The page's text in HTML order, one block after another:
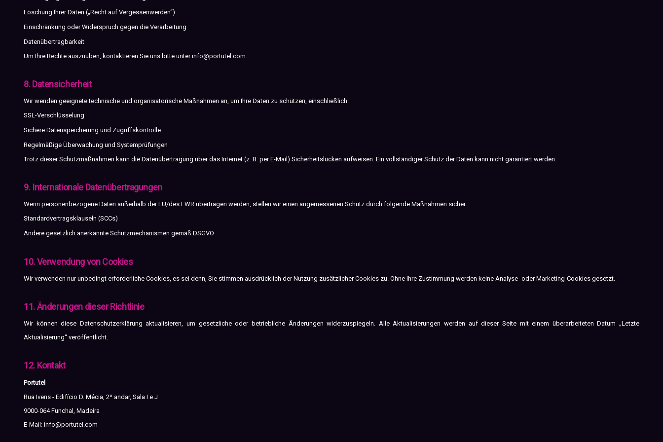
Löschung Ihrer Daten („Recht auf Vergessenwerden“)
Einschränkung oder Widerspruch gegen die Verarbeitung
Datenübertragbarkeit
Um Ihre Rechte auszuüben, kontaktieren Sie uns bitte unterinfo@portutel.com.
8. Datensicherheit
Wir wenden geeignete technische und organisatorische Maßnahmen an, um Ihre Daten zu schützen, einschließlich:
SSL-Verschlüsselung
Sichere Datenspeicherung und Zugriffskontrolle
Regelmäßige Überwachung und Systemprüfungen
Trotz dieser Schutzmaßnahmen kann die Datenübertragung über das Internet (z. B. per E-Mail) Sicherheitslücken aufweisen. Ein vollständiger Schutz der Daten kann nicht garantiert werden.
9. Internationale Datenübertragungen
Wenn personenbezogene Daten außerhalb der EU/des EWR übertragen werden, stellen wir einen angemessenen Schutz durch folgende Maßnahmen sicher:
Standardvertragsklauseln (SCCs)
Andere gesetzlich anerkannte Schutzmechanismen gemäß DSGVO
10. Verwendung von Cookies
Wir verwenden nur unbedingt erforderliche Cookies, es sei denn, Sie stimmen ausdrücklich der Nutzung zusätzlicher Cookies zu. Ohne Ihre Zustimmung werden keine Analyse- oder Marketing-Cookies gesetzt.
11. Änderungen dieser Richtlinie
Wir können diese Datenschutzerklärung aktualisieren, um gesetzliche oder betriebliche Änderungen widerzuspiegeln. Alle Aktualisierungen werden auf dieser Seite mit einem überarbeiteten Datum „Letzte
Aktualisierung“ veröffentlicht.
12. Kontakt
Portutel
Rua Ivens - Edifício D. Mécia, 2º andar, Sala I e J
9000-064 Funchal, Madeira
E-Mail: info@portutel.com